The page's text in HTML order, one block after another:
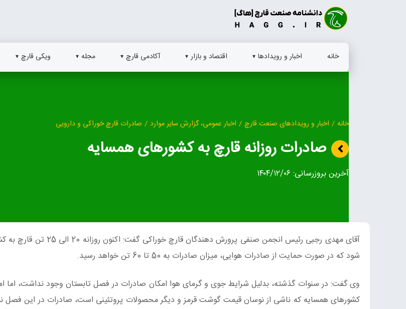
خانه اخبار و رویدادها اقتصاد و بازار آکادمی قارچ مجله ویکی قارچ
خانه / اخبار و رویدادهای صنعت قارچ / اخبار عمومی، گزارش سایر موارد / صادرات قارچ خوراکی و دارویی
صادرات روزانه قارچ به کشورهای همسایه
آخرین بروزرسانی: ۱۴۰۴/۱۲/۰۶
آقای مهدی رجبی رئیس انجمن صنفی پرورش
شود که در صورت حمایت از صادرات هوایی، میزان صادرات به 50 تا 60 تن خواهد رسید.
وی گفت: در سنوات گذشته، بدلیل شرایط جوی و گرمای هوا امکان صادرات در فصل تابستان وجود نداشت، اما
کشورهای همسایه که ناشی از نوسان قیمت گوشت قرمز و دیگر‌ محصولات پروتئینی است، صادرات در این فصل